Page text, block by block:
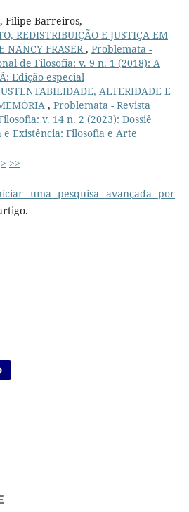
Filipe Barreiros,
REDISTRIBUIÇÃO E JUSTIÇA EM
NANCY FRASER , Problemata -
de Filosofia: v. 9 n. 1 (2018): A
Edição especial
ALTERIDADE E
, Problemata - Revista
v. 14 n. 2 (2023): Dossiê
e Existência: Filosofia e Arte
> >>
uma pesquisa avançada por